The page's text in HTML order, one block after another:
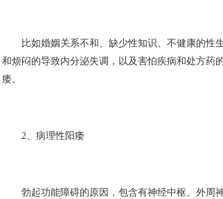
比如婚姻关系不和、缺少性知识、不健康的性
和烦闷的导致内分泌失调，以及害怕疾病和处方药
痿。
2、病理性阳痿
勃起功能障碍的原因，包含有神经中枢、外周